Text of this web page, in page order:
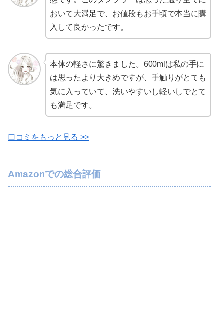
おいて大満足で、お値段もお手頃で本当に購
入して良かったです。
本体の軽さに驚きました。600mlは私の手に
は思ったより大きめですが、手触りがとても
気に入っていて、洗いやすいし軽いしでとて
も満足です。
口コミをもっと見る >>
Amazonでの総合評価